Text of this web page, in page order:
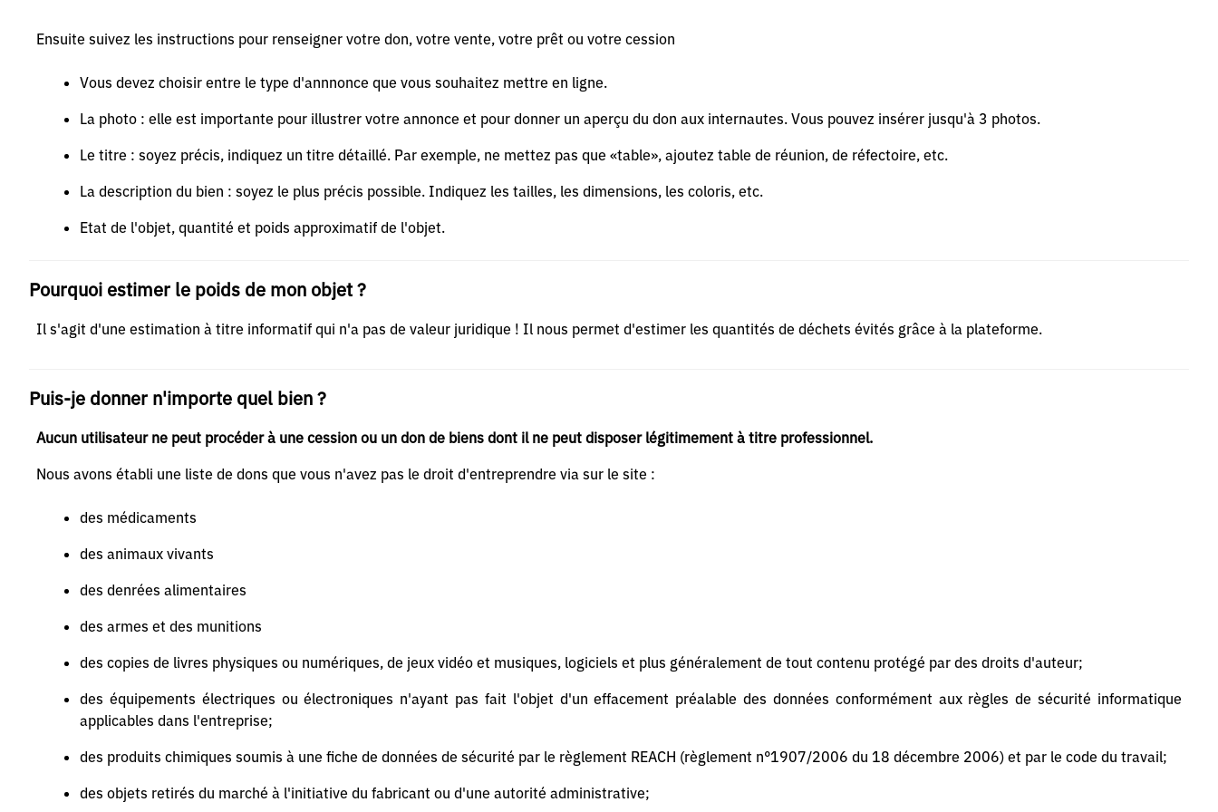
Ensuite suivez les instructions pour renseigner votre don, votre vente, votre prêt ou votre cession
Vous devez choisir entre le type d'annnonce que vous souhaitez mettre en ligne.
La photo : elle est importante pour illustrer votre annonce et pour donner un aperçu du don aux internautes. Vous pouvez insérer jusqu'à 3 photos.
Le titre : soyez précis, indiquez un titre détaillé. Par exemple, ne mettez pas que «table», ajoutez table de réunion, de réfectoire, etc.
La description du bien : soyez le plus précis possible. Indiquez les tailles, les dimensions, les coloris, etc.
Etat de l'objet, quantité et poids approximatif de l'objet.
Pourquoi estimer le poids de mon objet ?
Il s'agit d'une estimation à titre informatif qui n'a pas de valeur juridique ! Il nous permet d'estimer les quantités de déchets évités grâce à la plateforme.
Puis-je donner n'importe quel bien ?
Aucun utilisateur ne peut procéder à une cession ou un don de biens dont il ne peut disposer légitimement à titre professionnel.
Nous avons établi une liste de dons que vous n'avez pas le droit d'entreprendre via sur le site :
des médicaments
des animaux vivants
des denrées alimentaires
des armes et des munitions
des copies de livres physiques ou numériques, de jeux vidéo et musiques, logiciels et plus généralement de tout contenu protégé par des droits d'auteur;
des équipements électriques ou électroniques n'ayant pas fait l'objet d'un effacement préalable des données conformément aux règles de sécurité informatique
applicables dans l'entreprise;
des produits chimiques soumis à une fiche de données de sécurité par le règlement REACH (règlement n°1907/2006 du 18 décembre 2006) et par le code du travail;
des objets retirés du marché à l'initiative du fabricant ou d'une autorité administrative;